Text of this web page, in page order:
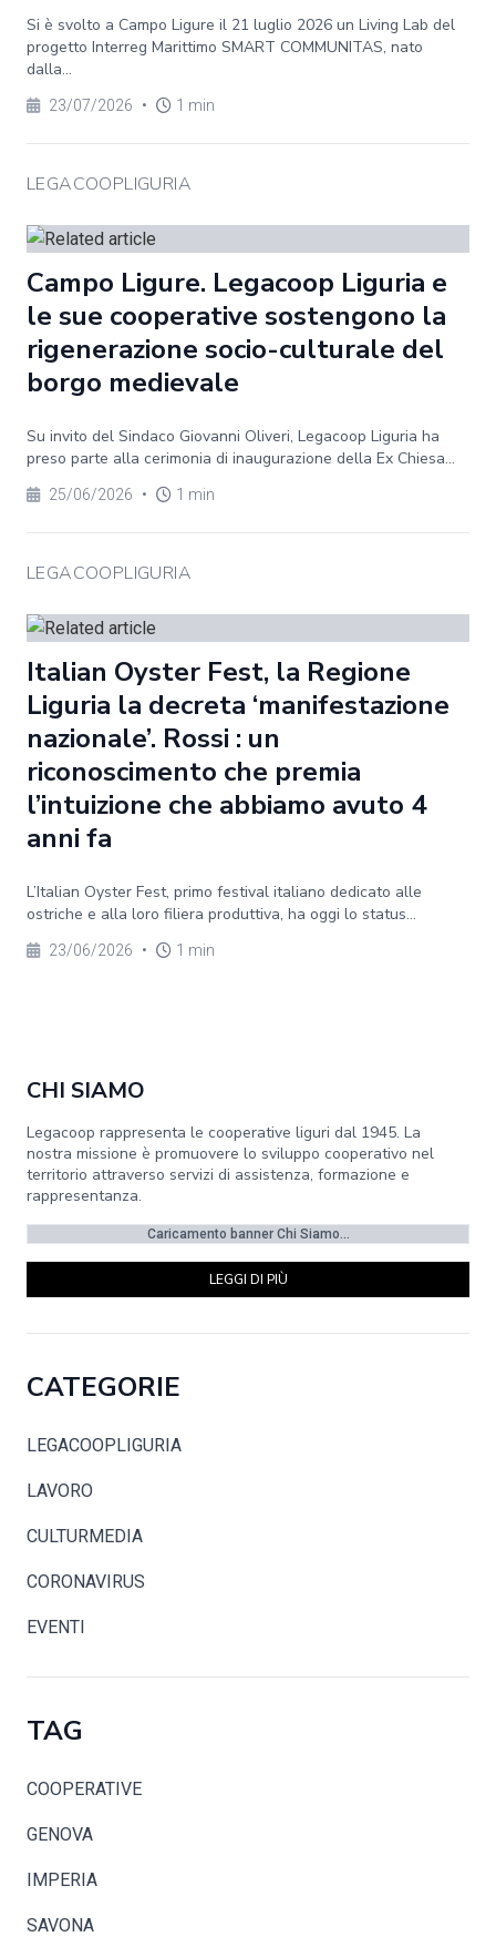
Si è svolto a Campo Ligure il 21 luglio 2026 un Living Lab del
progetto Interreg Marittimo SMART COMMUNITAS, nato
dalla...
23/07/2026 • 1 min
LEGACOOPLIGURIA
Campo Ligure. Legacoop Liguria e
le sue cooperative sostengono la
rigenerazione socio-culturale del
borgo medievale
Su invito del Sindaco Giovanni Oliveri, Legacoop Liguria ha
preso parte alla cerimonia di inaugurazione della Ex Chiesa...
25/06/2026 • 1 min
LEGACOOPLIGURIA
Italian Oyster Fest, la Regione
Liguria la decreta ‘manifestazione
nazionale’. Rossi : un
riconoscimento che premia
l’intuizione che abbiamo avuto 4
anni fa
L’Italian Oyster Fest, primo festival italiano dedicato alle
ostriche e alla loro filiera produttiva, ha oggi lo status...
23/06/2026 • 1 min
CHI SIAMO
Legacoop rappresenta le cooperative liguri dal 1945. La
nostra missione è promuovere lo sviluppo cooperativo nel
territorio attraverso servizi di assistenza, formazione e
rappresentanza.
Caricamento banner Chi Siamo...
LEGGI DI PIÙ
CATEGORIE
LEGACOOPLIGURIA
LAVORO
CULTURMEDIA
CORONAVIRUS
EVENTI
TAG
COOPERATIVE
GENOVA
IMPERIA
SAVONA